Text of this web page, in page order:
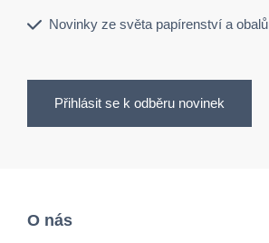
Novinky ze světa papírenství a obalů
Přihlásit se k odběru novinek
O nás